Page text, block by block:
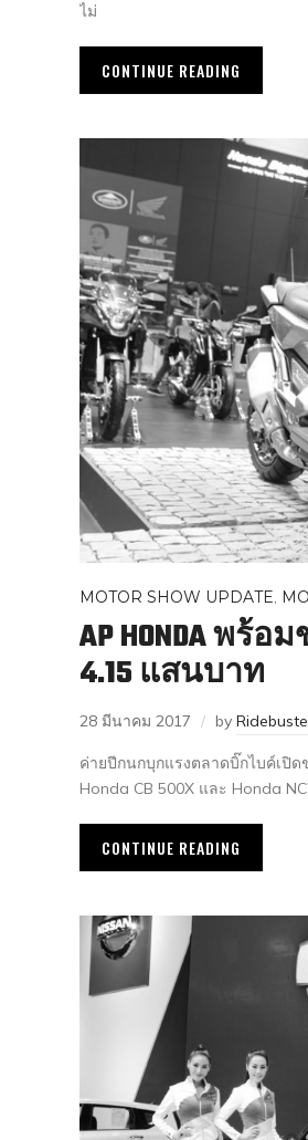
ไม่
CONTINUE READING
MOTOR SHOW UPDATE,
AP HONDA พร้อ
4.15 แสนบาท
28 มีนาคม 2017 by
ค่ายปีกนกบุกแรงตลาดบิ๊กไบค์เปิ
Honda CB 500X และ Honda
CONTINUE READING